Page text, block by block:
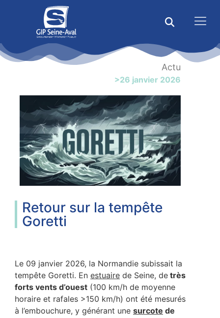
Actu
>26 janvier 2026
Retour sur la tempête
Goretti
Le 09 janvier 2026, la Normandie subissait la
tempête Goretti. En estuaire de Seine, de très
forts vents d’ouest (100 km/h de moyenne
horaire et rafales >150 km/h) ont été mesurés
à l’embouchure, y générant une surcote de